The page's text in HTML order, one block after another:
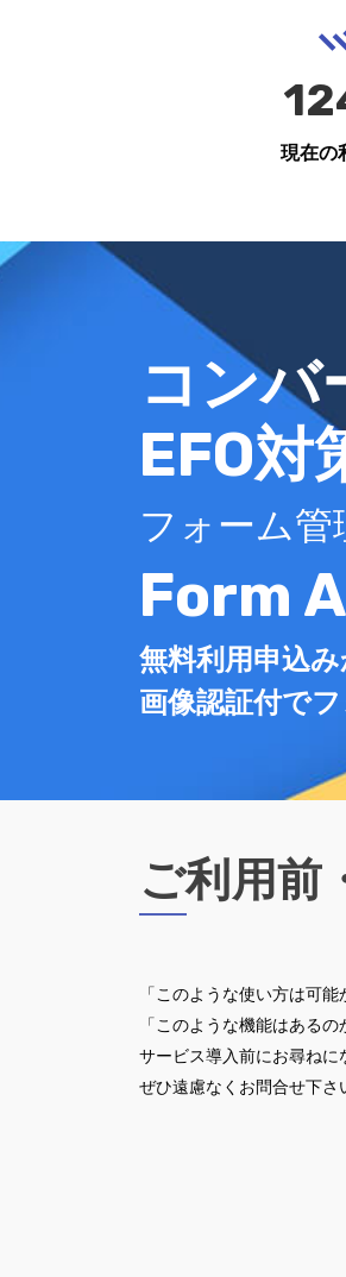
現在の
コンバ
EFO対
フォーム
Form
無料利用申込
画像認証付で
ご利用前
「このような使い方は可能
「このような機能はある
サービス導入前にお尋ねに
ぜひ遠慮なくお問合せ下さ